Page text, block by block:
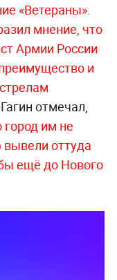
«Ветераны».
мнение, что
Армии России
и
отмечал,
им не
оттуда
ещё до Нового